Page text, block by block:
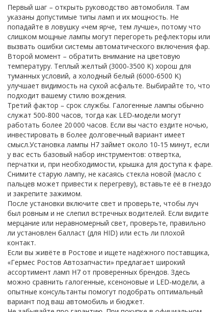
Первый шаг – открыть руководство автомобиля. Там
указаны допустимые типы ламп и их мощность. Не
попадайте в ловушку «чем ярче, тем лучше», потому что
слишком мощные лампы могут перегореть рефлекторы или
вызвать ошибки системы автоматического включения фар.
Второй момент – обратить внимание на цветовую
температуру. Теплый желтый (3000‑3500 K) хорош для
туманных условий, а холодный белый (6000‑6500 K)
улучшает видимость на сухой асфальте. Выбирайте то, что
подходит вашему стилю вождения.
Третий фактор – срок службы. Галогенные лампы обычно
служат 500‑800 часов, тогда как LED‑модели могут
работать более 20 000 часов. Если вы часто ездите ночью,
инвестировать в более долговечный вариант имеет
смысл.Установка лампы H7 займет около 10‑15 минут, если
у вас есть базовый набор инструментов: отвертка,
перчатки и, при необходимости, крышка для доступа к фаре.
Снимите старую лампу, не касаясь стекла новой (масло с
пальцев может привести к перегреву), вставьте её в гнездо
и закрепите зажимом.
После установки включите свет и проверьте, чтобы луч
был ровным и не слепил встречных водителей. Если видите
мерцание или неравномерный свет, проверьте, правильно
ли установлен балласт (для HID) или есть ли плохой
контакт.
Если вы живёте в Ростове и ищете надёжного поставщика,
«Гермес Ростов Автозапчасти» предлагает широкий
ассортимент ламп H7 от проверенных брендов. Здесь
можно сравнить галогенные, ксеноновые и LED‑модели, а
опытные консультанты помогут подобрать оптимальный
вариант под ваш автомобиль и бюджет.